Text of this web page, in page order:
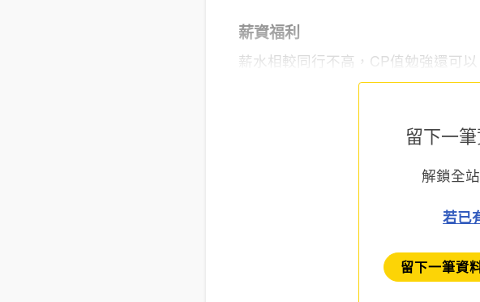
薪資福利
薪水相較同行不高，CP值勉強還可
留下一
解鎖全
若已
留下一筆資